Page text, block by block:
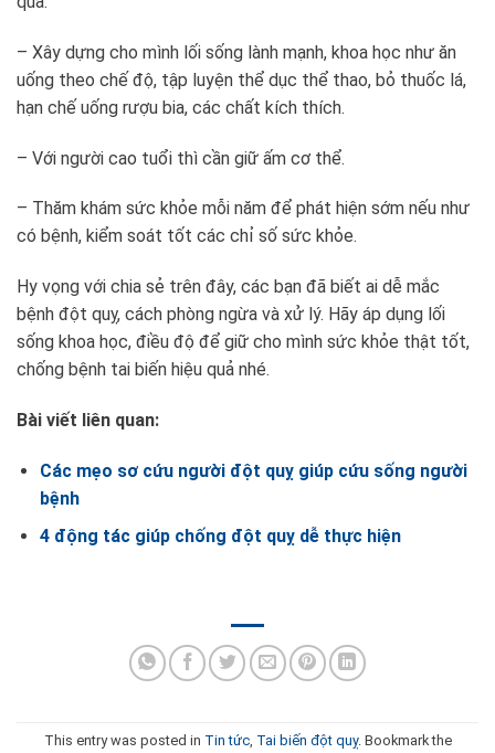
– Xây dựng cho mình lối sống lành mạnh, khoa học như ăn
uống theo chế độ, tập luyện thể dục thể thao, bỏ thuốc lá,
hạn chế uống rượu bia, các chất kích thích.
– Với người cao tuổi thì cần giữ ấm cơ thể.
– Thăm khám sức khỏe mỗi năm để phát hiện sớm nếu như
có bệnh, kiểm soát tốt các chỉ số sức khỏe.
Hy vọng với chia sẻ trên đây, các bạn đã biết ai dễ mắc
bệnh đột quỵ, cách phòng ngừa và xử lý. Hãy áp dụng lối
sống khoa học, điều độ để giữ cho mình sức khỏe thật tốt,
chống bệnh tai biến hiệu quả nhé.
Bài viết liên quan:
Các mẹo sơ cứu người đột quỵ giúp cứu sống người
bệnh
4 động tác giúp chống đột quỵ dễ thực hiện
This entry was posted in Tin tức, Tai biến đột quỵ. Bookmark the